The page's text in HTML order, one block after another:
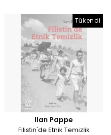
Tükendi
Ilan Pappe
Filistin'de Etnik Temizlik